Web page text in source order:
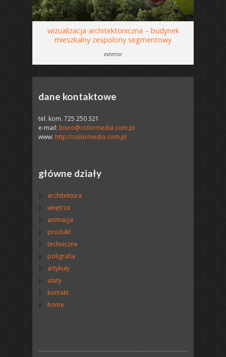
wizualizacja architektoniczna – budynek
mieszkalny zespolony segmentowy
exterior
dane kontaktowe
tel. kom. 725 250 321
e-mail: biuro@colormedia.com.pl
www: http://colormedia.com.pl
główne działy
architektura
wnętrza
animacja
produkt
techniczne
poligrafia
artykuły
atuty
kontakt
home